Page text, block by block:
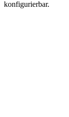
konfigurierbar.